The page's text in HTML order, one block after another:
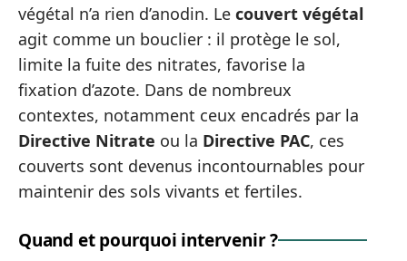
végétal n’a rien d’anodin. Le couvert végétal
agit comme un bouclier : il protège le sol,
limite la fuite des nitrates, favorise la
fixation d’azote. Dans de nombreux
contextes, notamment ceux encadrés par la
Directive Nitrate ou la Directive PAC, ces
couverts sont devenus incontournables pour
maintenir des sols vivants et fertiles.
Quand et pourquoi intervenir ?